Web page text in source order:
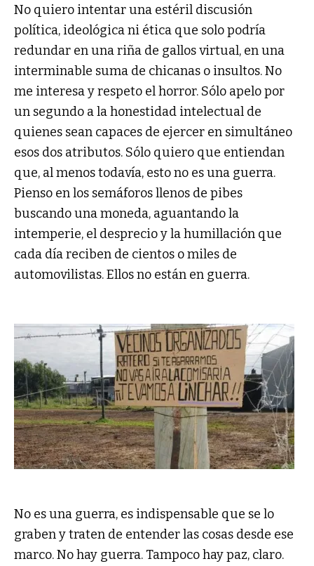
No quiero intentar una estéril discusión
política, ideológica ni ética que solo podría
redundar en una riña de gallos virtual, en una
interminable suma de chicanas o insultos. No
me interesa y respeto el horror. Sólo apelo por
un segundo a la honestidad intelectual de
quienes sean capaces de ejercer en simultáneo
esos dos atributos. Sólo quiero que entiendan
que, al menos todavía, esto no es una guerra.
Pienso en los semáforos llenos de pibes
buscando una moneda, aguantando la
intemperie, el desprecio y la humillación que
cada día reciben de cientos o miles de
automovilistas. Ellos no están en guerra.
No es una guerra, es indispensable que se lo
graben y traten de entender las cosas desde ese
marco. No hay guerra. Tampoco hay paz, claro.